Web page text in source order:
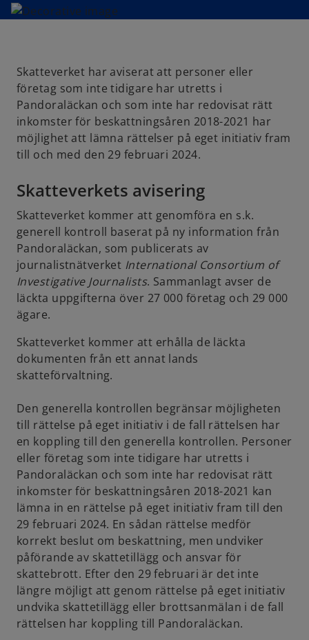
a
n
Skatteverket har aviserat att personer eller
företag som inte tidigare har utretts i
Pandoraläckan och som inte har redovisat rätt
inkomster för beskattningsåren 2018-2021 har
möjlighet att lämna rättelser på eget initiativ fram
till och med den 29 februari 2024.
Skatteverkets avisering
Skatteverket kommer att genomföra en s.k.
generell kontroll baserat på ny information från
Pandoraläckan, som publicerats av
journalistnätverket International Consortium of
Investigative Journalists. Sammanlagt avser de
läckta uppgifterna över 27 000 företag och 29 000
ägare.
Skatteverket kommer att erhålla de läckta
dokumenten från ett annat lands
skatteförvaltning.
Den generella kontrollen begränsar möjligheten
till rättelse på eget initiativ i de fall rättelsen har
en koppling till den generella kontrollen. Personer
eller företag som inte tidigare har utretts i
Pandoraläckan och som inte har redovisat rätt
inkomster för beskattningsåren 2018-2021 kan
lämna in en rättelse på eget initiativ fram till den
29 februari 2024. En sådan rättelse medför
korrekt beslut om beskattning, men undviker
påförande av skattetillägg och ansvar för
skattebrott. Efter den 29 februari är det inte
längre möjligt att genom rättelse på eget initiativ
undvika skattetillägg eller brottsanmälan i de fall
rättelsen har koppling till Pandoraläckan.